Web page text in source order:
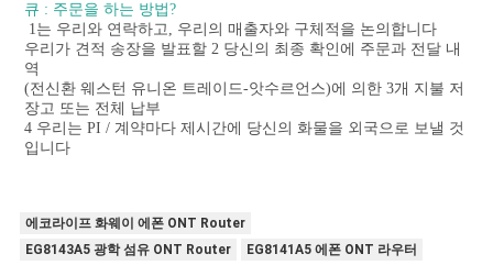
큐 : 주문을 하는 방법?
1는 우리와 연락하고, 우리의 매출자와 구체적을 논의합니다
우리가 견적 송장을 발표할 2 당신의 최종 확인에 주문과 전달 내
역
(전신환 웨스턴 유니온 트레이드-앗수르언스)에 의한 3개 지불 저
장고 또는 전체 납부
4 우리는 PI / 계약마다 제시간에 당신의 화물을 외국으로 보낼 것
입니다
에코라이프 화웨이 에폰 ONT Router
EG8143A5 광학 섬유 ONT Router
EG8141A5 에폰 ONT 라우터